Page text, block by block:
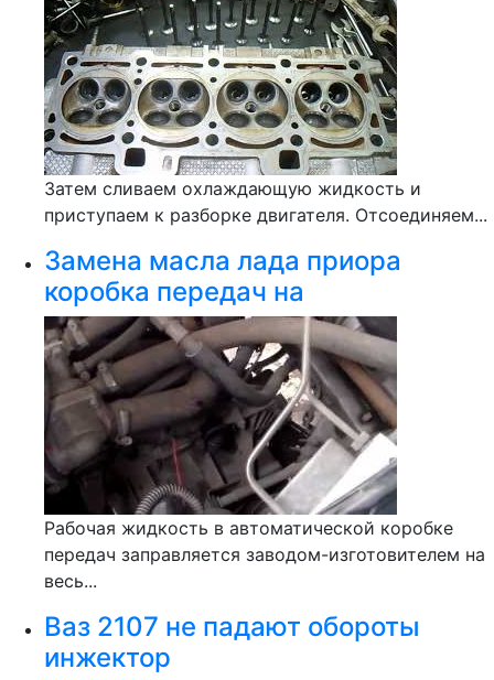
Затем сливаем охлаждающую жидкость и
приступаем к разборке двигателя. Отсоединяем...
Замена масла лада приора
коробка передач на
Рабочая жидкость в автоматической коробке
передач заправляется заводом-изготовителем на
весь...
Ваз 2107 не падают обороты
инжектор